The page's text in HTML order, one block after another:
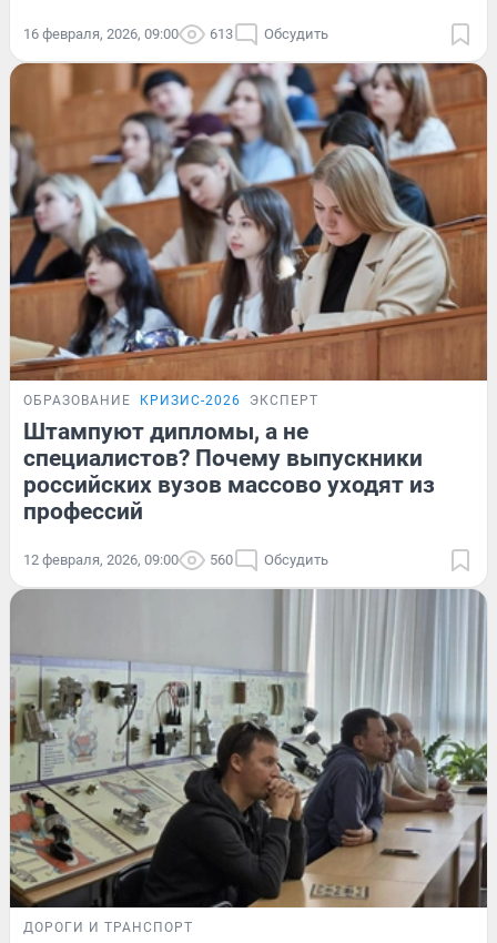
16 февраля, 2026, 09:00 613 Обсудить
ОБРАЗОВАНИЕ КРИЗИС-2026 ЭКСПЕРТ
Штампуют дипломы, а не
специалистов? Почему выпускники
российских вузов массово уходят из
профессий
12 февраля, 2026, 09:00 560 Обсудить
ДОРОГИ И ТРАНСПОРТ